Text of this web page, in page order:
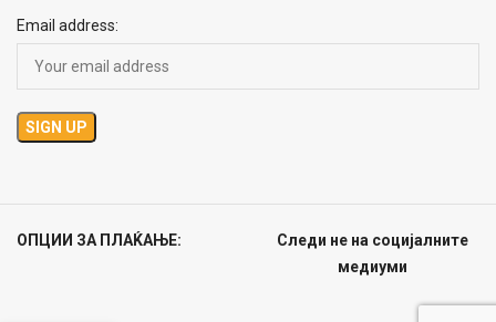
Email address:
ОПЦИИ ЗА ПЛАЌАЊЕ:
Следи не на социјалните
медиуми